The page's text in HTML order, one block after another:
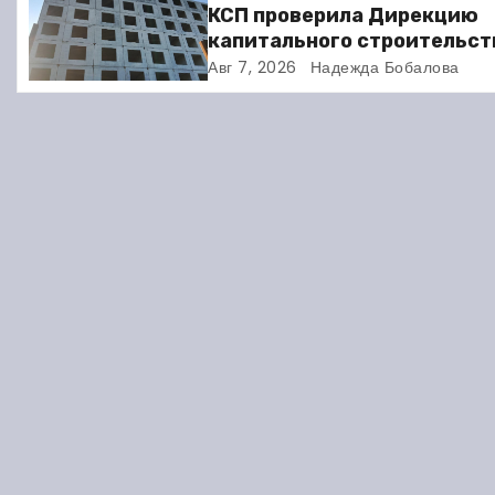
ц
и
КСП проверила Дирекцию
капитального
Балакове и нашла
нарушений
Авг 7, 2026 Надежда Бобалова